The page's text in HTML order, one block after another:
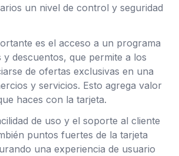
un nivel de control y seguridad
es el acceso a un programa
y descuentos, que permite a los
de ofertas exclusivas en una
y servicios. Esto agrega valor
haces con la tarjeta.
de uso y el soporte al cliente
puntos fuertes de la tarjeta
una experiencia de usuario